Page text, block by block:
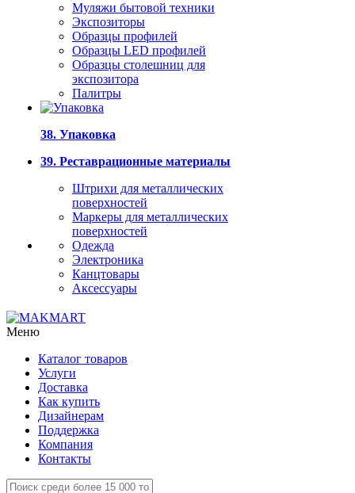
Муляжи бытовой техники
Экспозиторы
Образцы профилей
Образцы LED профилей
Образцы столешниц для
экспозитора
Палитры
38. Упаковка
39. Реставрационные материалы
Штрихи для металлических
поверхностей
Маркеры для металлических
поверхностей
Одежда
Электроника
Канцтовары
Аксессуары
Меню
Каталог товаров
Услуги
Доставка
Как купить
Дизайнерам
Поддержка
Компания
Контакты